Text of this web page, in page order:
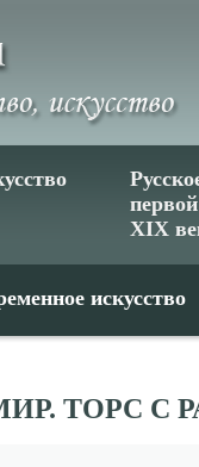
XIX
искусство
ТОРС С